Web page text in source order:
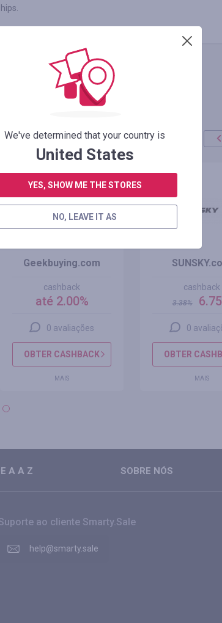
UM COMENTÁRIO
Geekbuying.com
cashback
até 2.00%
0 avaliações
OBTER CASHBACK
MAIS
oferta
+100%
cashback
3.38%
0
OBTER
MAIS
A A Z SOBRE NÓS
ao cliente Smarty.Sale
help@smarty.sale
We've determined that your country is
United States
YES, SHOW ME THE STORES
NO, LEAVE IT AS